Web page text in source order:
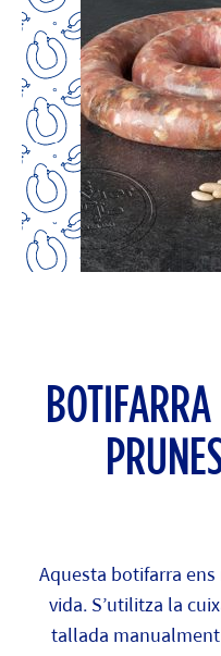
Aquesta botifarra
vida. S’utilitza la
tallada manualment